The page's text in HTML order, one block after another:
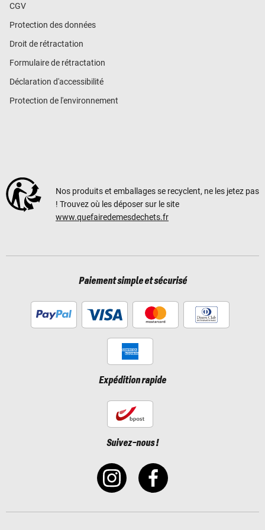
CGV
Protection des données
Droit de rétractation
Formulaire de rétractation
Déclaration d'accessibilité
Protection de l'environnement
Nos produits et emballages se recyclent, ne les jetez pas
! Trouvez où les déposer sur le site
www.quefairedemesdechets.fr
Paiement simple et sécurisé
Expédition rapide
Suivez-nous !